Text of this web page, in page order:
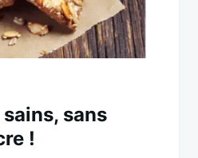
sans
!